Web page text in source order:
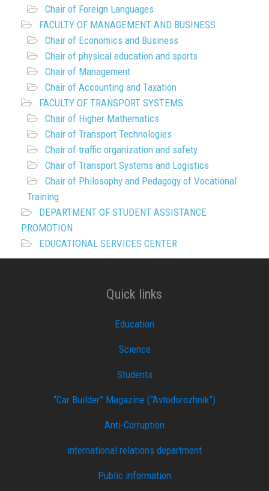
Chair of Foreign Languages
FACULTY OF MANAGEMENT AND BUSINESS
Chair of Economics and Business
Chair of physical education and sports
Chair of Management
Chair of Accounting and Taxation
FACULTY OF TRANSPORT SYSTEMS
Chair of Higher Mathematics
Chair of Transport Technologies
Chair of traffic organization and safety
Chair of Transport Systems and Logistics
Chair of Philosophy and Pedagogy of Vocational
Training
DEPARTMENT OF STUDENT ASSISTANCE
PROMOTION
EDUCATIONAL SERVICES CENTER
Quick links
Education
Science
Students
“Car Builder” Magazine (“Avtodorozhnik”)
Anti-Corruption
international relations department
Public information